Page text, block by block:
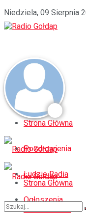
Niedziela, 09 Sierpnia
Strona Główna
Pozdrowienia
Ludzie Radia
Ogłoszenia
Strona Główna
Pozdrowienia